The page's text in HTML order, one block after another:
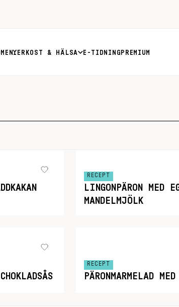
KOST & HÄLSA E-TIDNING PREMIUM
RECEPT
LINGONPÄRON MED
MANDELMJÖLK
RECEPT
PÄRONMARMELAD